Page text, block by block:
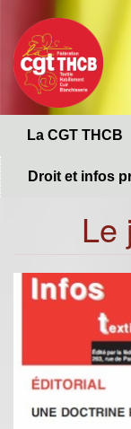
contenu
principal
La CGT THCB
Droit et infos
Le